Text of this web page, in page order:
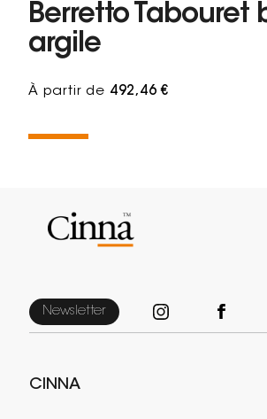
Berretto Tabouret
argile
À partir de 492,46 €
Newsletter
CINNA